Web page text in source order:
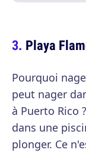
Playa
Pourquoi
peut nager
à Puerto Rico
dans une
plonger. Ce